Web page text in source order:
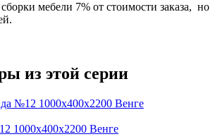
мебели 7% от стоимости заказа, но
из этой серии
1000х400х2200 Венге